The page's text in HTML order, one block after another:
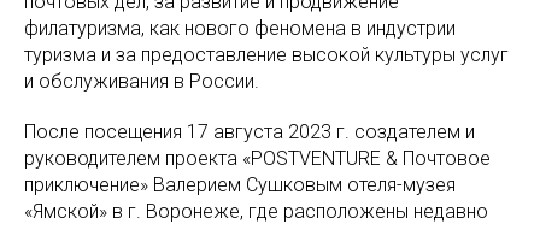
филатуризма, как нового феномена в индустрии
туризма и за предоставление высокой культуры услуг
и обслуживания в России.
После посещения 17 августа 2023 г. создателем и
руководителем проекта «POSTVENTURE & Почтовое
приключение» Валерием Сушковым отеля-музея
«Ямской» в г. Воронеже, где расположены недавно